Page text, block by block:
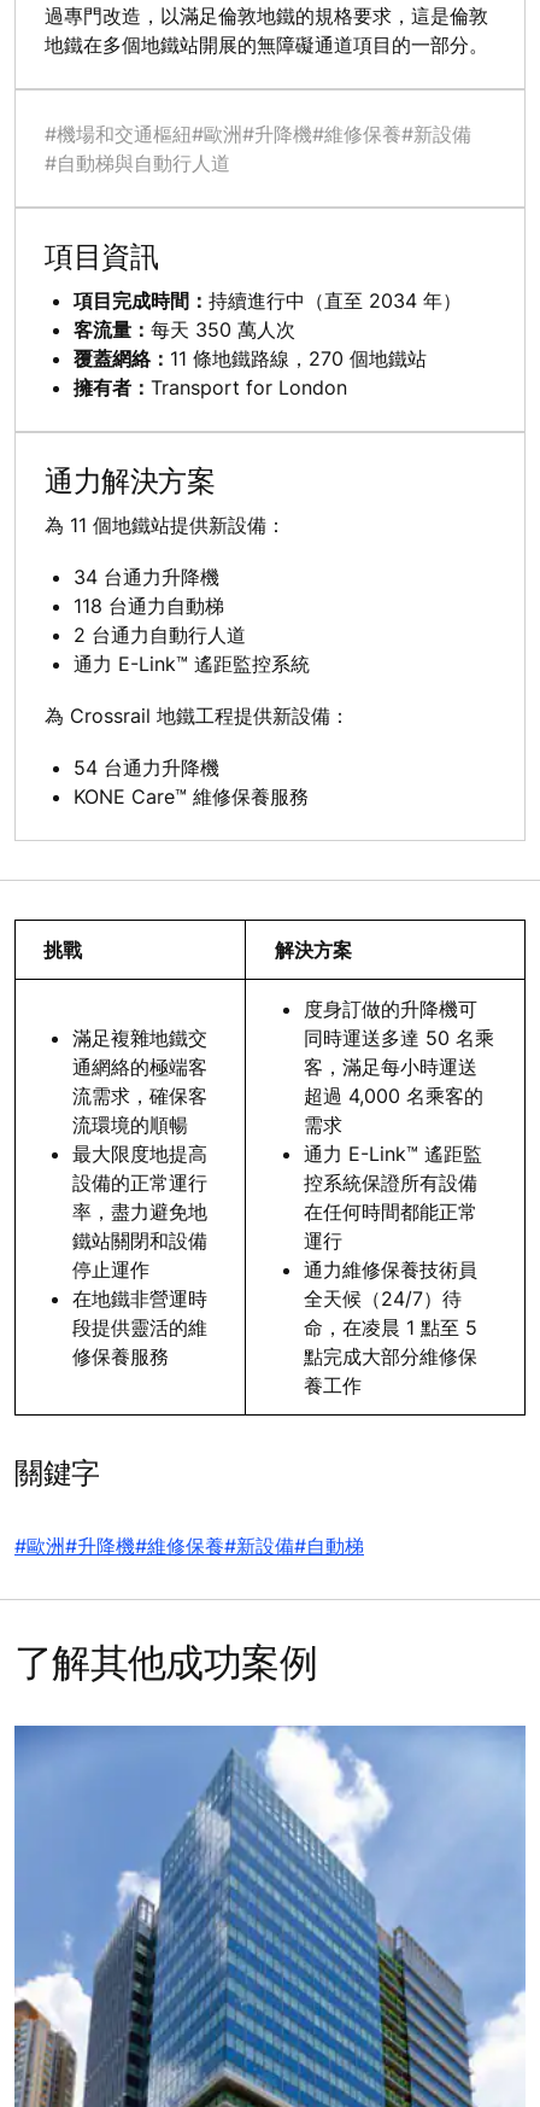
過專門改造，以滿足倫敦地鐵的規格要求，這是倫敦
地鐵在多個地鐵站開展的無障礙通道項目的一部分。
#機場和交通樞紐#歐洲#升降機#維修保養#新設備
#自動梯與自動行人道
項目資訊
項目完成時間： 持續進行中（直至 2034 年）
客流量： 每天 350 萬人次
覆蓋網絡： 11 條地鐵路線，270 個地鐵站
擁有者： Transport for London
通力解決方案
為 11 個地鐵站提供新設備：
34 台通力升降機
118 台通力自動梯
2 台通力自動行人道
通力 E-Link™ 遙距監控系統
為 Crossrail 地鐵工程提供新設備：
54 台通力升降機
KONE Care™ 維修保養服務
挑戰 解決方案
滿足複雜地鐵交
通網絡的極端客
流需求，確保客
流環境的順暢
最大限度地提高
設備的正常運行
率，盡力避免地
鐵站關閉和設備
停止運作
在地鐵非營運時
段提供靈活的維
修保養服務
度身訂做的升降機可
同時運送多達 50 名乘
客，滿足每小時運送
超過 4,000 名乘客的
需求
通力 E-Link™ 遙距監
控系統保證所有設備
在任何時間都能正常
運行
通力維修保養技術員
全天候（24/7）待
命，在凌晨 1 點至 5
點完成大部分維修保
養工作
關鍵字
#歐洲#升降機#維修保養#新設備#自動梯
了解其他成功案例